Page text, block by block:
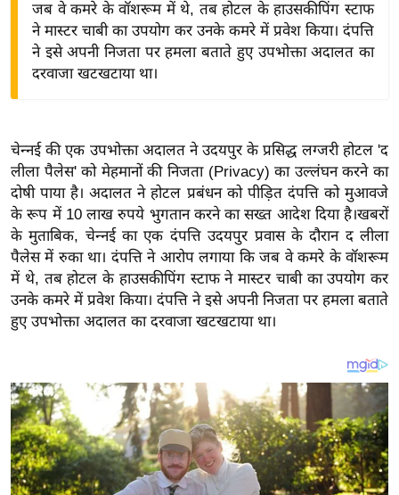
द्यो
शे
ष
ज्ञ
रा
य
ब
ज
ट
ल
क्रि
के
ट
I
जब वे कमरे के वॉशरूम में थे, तब होटल के हाउसकीपिंग स्टाफ
ने मास्टर चाबी का उपयोग कर उनके कमरे में प्रवेश किया। दंपत्ति
ने इसे अपनी निजता पर हमला बताते हुए उपभोक्ता अदालत का
दरवाजा खटखटाया था।
चेन्नई की एक उपभोक्ता अदालत ने उदयपुर के प्रसिद्ध लग्जरी होटल 'द
लीला पैलेस' को मेहमानों की निजता (Privacy) का उल्लंघन करने का
दोषी पाया है। अदालत ने होटल प्रबंधन को पीड़ित दंपत्ति को मुआवजे
के रूप में 10 लाख रुपये भुगतान करने का सख्त आदेश दिया है।खबरों
के मुताबिक, चेन्नई का एक दंपत्ति उदयपुर प्रवास के दौरान द लीला
पैलेस में रुका था। दंपत्ति ने आरोप लगाया कि जब वे कमरे के वॉशरूम
में थे, तब होटल के हाउसकीपिंग स्टाफ ने मास्टर चाबी का उपयोग कर
उनके कमरे में प्रवेश किया। दंपत्ति ने इसे अपनी निजता पर हमला बताते
हुए उपभोक्ता अदालत का दरवाजा खटखटाया था।